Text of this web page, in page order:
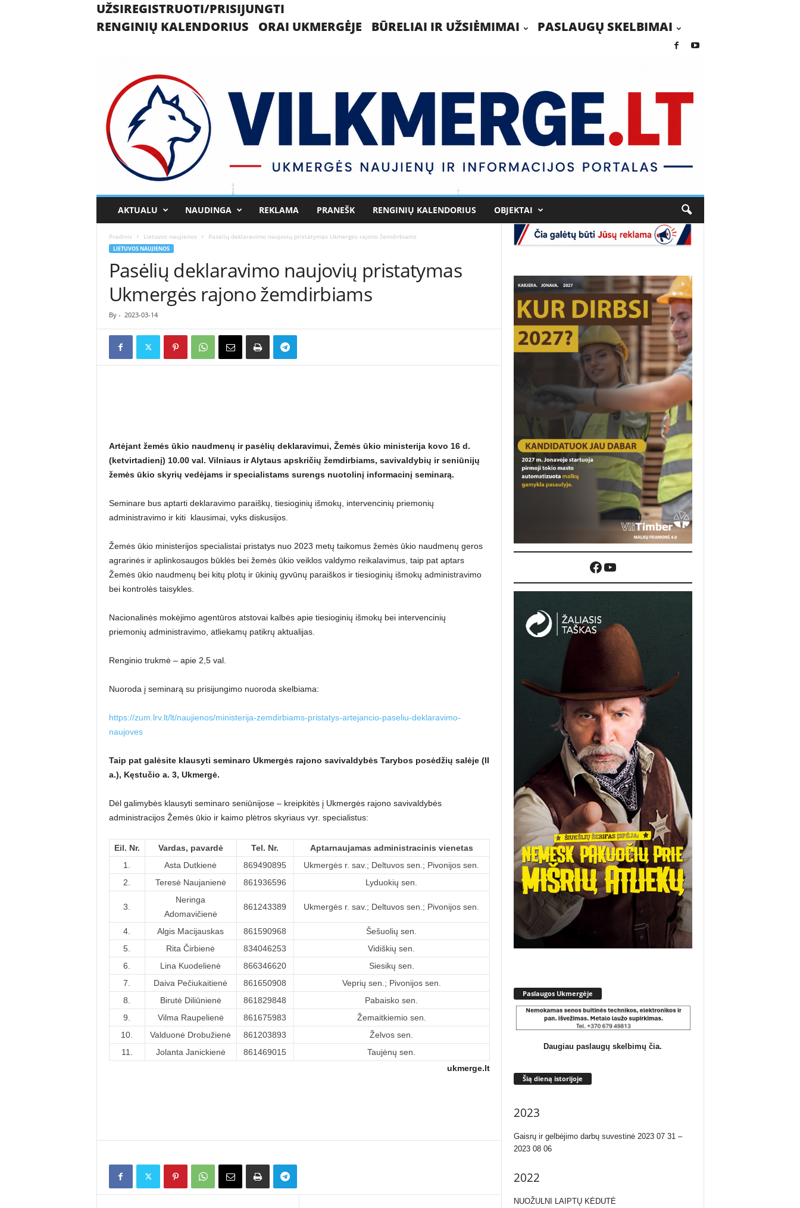
UŽSIREGISTRUOTI/PRISIJUNGTI
RENGINIŲ KALENDORIUS
ORAI UKMERGĖJE BŪRELIAI IR UŽSIĖMIMAI PASLAUGŲ SKELBIMAI
m
AKTUALU NAUDINGA REKLAMA PRANEŠK RENGINIŲ KALENDORIUS OBJEKTAI
Pradinis Lietuvos naujienos Pasėlių deklaravimo naujovių pristatymas Ukmergės rajono žemdirbiams
LIETUVOS NAUJIENOS
Pasėlių deklaravimo naujovių pristatymas
Ukmergės rajono žemdirbiams
By - 2023-03-14
Artėjant žemės ūkio naudmenų ir pasėlių deklaravimui, Žemės ūkio ministerija kovo 16 d.
(ketvirtadienį) 10.00 val. Vilniaus ir Alytaus apskričių žemdirbiams, savivaldybių ir seniūnijų
žemės ūkio skyrių vedėjams ir specialistams surengs nuotolinį informacinį seminarą.
Seminare bus aptarti deklaravimo paraiškų, tiesioginių išmokų, intervencinių priemonių
administravimo ir kiti klausimai, vyks diskusijos.
Žemės ūkio ministerijos specialistai pristatys nuo 2023 metų taikomus žemės ūkio naudmenų geros
agrarinės ir aplinkosaugos būklės bei žemės ūkio veiklos valdymo reikalavimus, taip pat aptars
Žemės ūkio naudmenų bei kitų plotų ir ūkinių gyvūnų paraiškos ir tiesioginių išmokų administravimo
bei kontrolės taisykles.
Nacionalinės mokėjimo agentūros atstovai kalbės apie tiesioginių išmokų bei intervencinių
priemonių administravimo, atliekamų patikrų aktualijas.
Renginio trukmė – apie 2,5 val.
Nuoroda į seminarą su prisijungimo nuoroda skelbiama:
https://zum.lrv.lt/lt/naujienos/ministerija-zemdirbiams-pristatys-artejancio-paseliu-deklaravimo-
naujoves
Taip pat galėsite klausyti seminaro Ukmergės rajono savivaldybės Tarybos posėdžių salėje (II
a.), Kęstučio a. 3, Ukmergė.
Dėl galimybės klausyti seminaro seniūnijose – kreipkitės į Ukmergės rajono savivaldybės
administracijos Žemės ūkio ir kaimo plėtros skyriaus vyr. specialistus:
Eil. Nr. Vardas, pavardė Tel. Nr.
Aptarnaujamas administracinis vienetas
1.
Asta Dutkienė 869490895
Ukmergės r. sav.; Deltuvos sen.; Pivonijos sen.
2.
Teresė Naujanienė 861936596 Lyduokių sen.
3.
Neringa
Adomavičienė
861243389 Ukmergės r. sav.; Deltuvos sen.; Pivonijos sen.
4. Algis Macijauskas 861590968
Šešuolių sen.
5.
Rita Čirbienė 834046253
Vidiškių sen.
6.
Lina Kuodelienė 866346620
Siesikų sen.
7.
Daiva Pečiukaitienė 861650908
Veprių sen.; Pivonijos sen.
8.
Birutė Diliūnienė 861829848
Pabaisko sen.
9.
Vilma Raupelienė 861675983
Žemaitkiemio sen.
10.
Valduonė Drobužienė 861203893
Želvos sen.
11.
Jolanta Janickienė 861469015
Taujėnų sen.
ukmerge.lt
Facebook
YouTube
Paslaugos Ukmergėje
Daugiau paslaugų skelbimų čia.
Šią dieną istorijoje
2023
Gaisrų ir gelbėjimo darbų suvestinė 2023 07 31 –
2023 08 06
2022
NUOŽULNI LAIPTŲ KĖDUTĖ